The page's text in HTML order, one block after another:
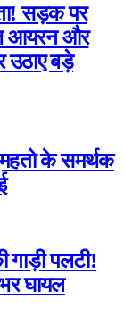
सड़क पर
आयरन और
उठाए बड़े
महतो के समर्थक
गाड़ी पलटी!
घायल